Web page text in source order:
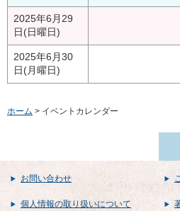
2025年6月29
日(日曜日)
2025年6月30
日(月曜日)
ホーム > イベントカレンダー
お問い合わせ
個人情報の取り扱いについて